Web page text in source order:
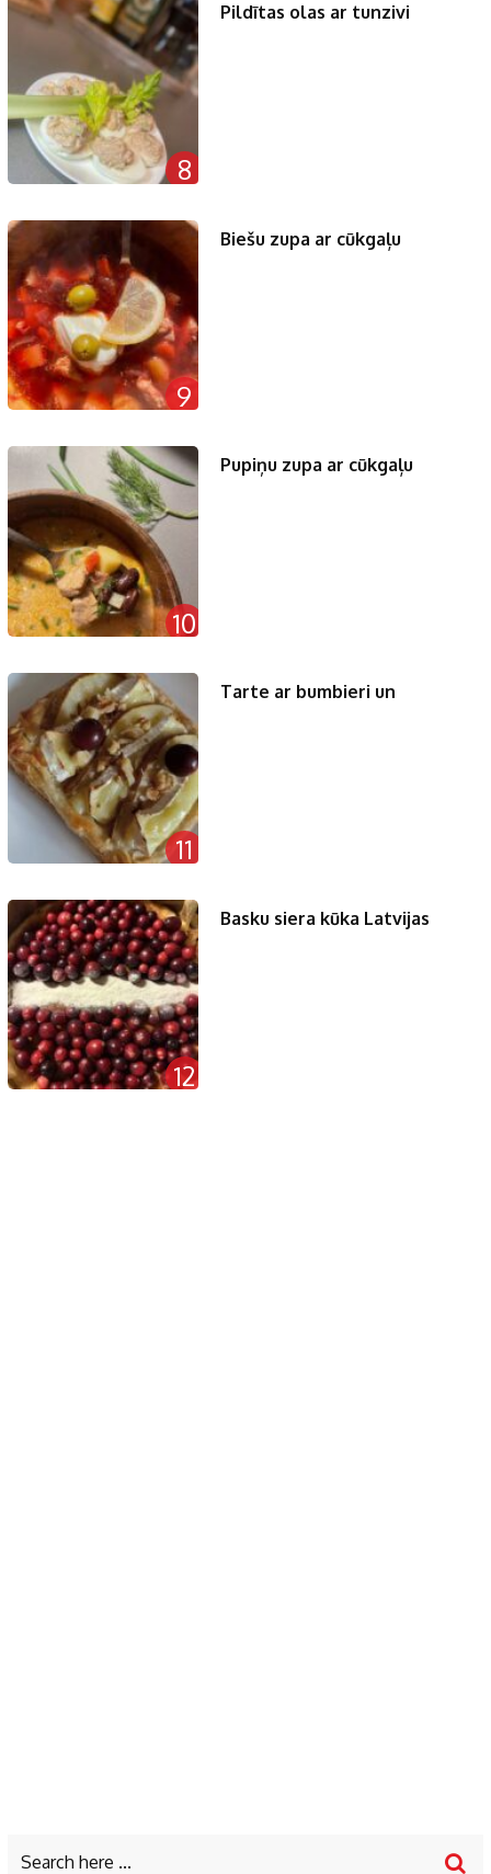
8
Pildītas olas ar tunzivi
9
Biešu zupa ar cūkgaļu
10
Pupiņu zupa ar cūkgaļu
11
Tarte ar bumbieri un
12
Basku siera kūka Latvijas